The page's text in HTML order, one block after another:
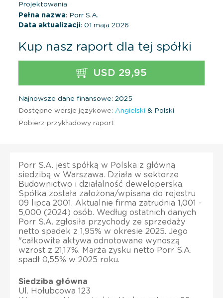
Projektowania
Pełna nazwa: Porr S.A.
Data aktualizacji: 01 maja 2026
Kup nasz raport dla tej spółki
USD 29,95
Najnowsze dane finansowe: 2025
Dostępne wersje językowe: Angielski & Polski
Pobierz przykładowy raport
Porr S.A. jest spółką w Polska z główną
siedzibą w Warszawa. Działa w sektorze
Budownictwo i działalność deweloperska.
Spółka została założona/wpisana do rejestru
09 lipca 2001. Aktualnie firma zatrudnia 1,001 -
5,000 (2024) osób. Według ostatnich danych
Porr S.A. zgłosiła przychody ze sprzedaży
netto spadek z 1,95% w okresie 2025. Jego
"całkowite aktywa odnotowane wynoszą
wzrost z 21,17%. Marża zysku netto Porr S.A.
spadł 0,55% w 2025 roku.
Siedziba główna
Ul. Hołubcowa 123